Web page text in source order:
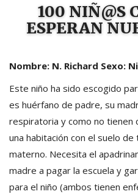
100 NIÑ@S
ESPERAN
Nombre: N. Richard Sexo:
Este niño ha sido escogido
es huérfano de padre, su
respiratoria y como no tienen
una habitación con el suelo
materno. Necesita el
madre a pagar la escuela y
para el niño (ambos tienen